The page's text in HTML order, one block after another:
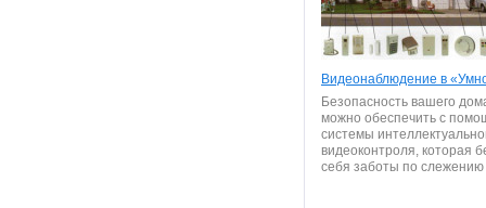
Видеонаблюдение в
Безопасность вашего
можно обеспечить с
системы
видеоконтроля, которая
себя заботы по слежению